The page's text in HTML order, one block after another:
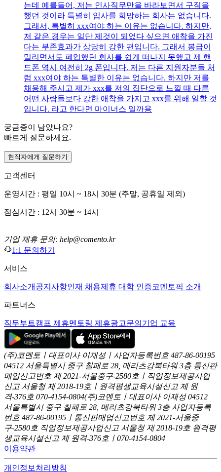
는데 예를들어, 저는 인사직무만을 바라보면서 구직을
했던 것이라 특별히 입사를 희망하는 회사는 없습니다.
그래서, 특별히 xxx여야 하는 이유는 없습니다. 하지만,
저 같은 경우는 일단 제것이 되었다 싶으면 애착을 가진
다는 부존효과가 상당히 강한 편입니다. 그래서 봉급이
밀리면서도 폐업했던 회사를 쉽게 떠나지 못했고 제 핸
드폰 역시 여전히 2g 폰입니다. 저는 다른 지원자분들 처
럼 xxx여야 하는 특별한 이유는 없습니다. 하지만 저를
채용해 주시고 제가 xxx를 저의 집단으로 느낄 때 다른
어떤 사람들보다 강한 애착을 가지고 xxx를 위해 일할 것
입니다. 라고 한다면 마이너스 일까용
궁금증이 남았나요?
빠르게 질문하세요.
현직자에게 질문하기
고객센터
운영시간 : 평일 10시 ~ 18시 30분 (주말, 공휴일 제외)
점심시간 : 12시 30분 ~ 14시
기업 제휴 문의: help@comento.kr
1:1 문의하기
서비스
회사소개 공지사항인재 채용제휴 대학 인증코멘토픽 소개
파트너스
직무부트캠프 제휴멘토링 제휴광고문의 기업 교육
(주)코멘토ㅣ대표이사 이재성ㅣ사업자등록번호 487-86-00195
04512 서울특별시 중구 칠패로 28, 메리츠강북타워 3층 통신판
매업신고번호 제 2021-서울중구-2580호ㅣ직업정보제공사업
신고 서울청 제 2018-19호ㅣ원격평생교육시설신고 제 원
격-376호 070-4154-0804(주)코멘토ㅣ대표이사 이재성 04512
서울특별시 중구 칠패로 28, 메리츠강북타워 3층 사업자등록
번호 487-86-00195ㅣ통신판매업신고번호 제 2021-서울중
구-2580호 직업정보제공사업신고 서울청 제 2018-19호 원격평
생교육시설신고 제 원격-376호ㅣ070-4154-0804
이용약관
개인정보처리방침